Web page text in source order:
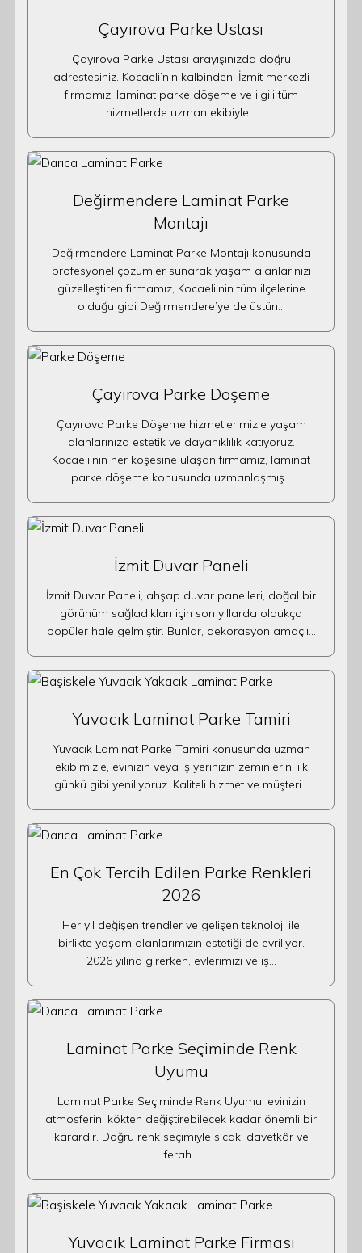
Çayırova Parke Ustası
Çayırova Parke Ustası arayışınızda doğru
adrestesiniz. Kocaeli’nin kalbinden, İzmit merkezli
firmamız, laminat parke döşeme ve ilgili tüm
hizmetlerde uzman ekibiyle…
Değirmendere Laminat Parke
Montajı
Değirmendere Laminat Parke Montajı konusunda
profesyonel çözümler sunarak yaşam alanlarınızı
güzelleştiren firmamız, Kocaeli’nin tüm ilçelerine
olduğu gibi Değirmendere’ye de üstün…
Çayırova Parke Döşeme
Çayırova Parke Döşeme hizmetlerimizle yaşam
alanlarınıza estetik ve dayanıklılık katıyoruz.
Kocaeli’nin her köşesine ulaşan firmamız, laminat
parke döşeme konusunda uzmanlaşmış…
İzmit Duvar Paneli
İzmit Duvar Paneli, ahşap duvar panelleri, doğal bir
görünüm sağladıkları için son yıllarda oldukça
popüler hale gelmiştir. Bunlar, dekorasyon amaçlı…
Yuvacık Laminat Parke Tamiri
Yuvacık Laminat Parke Tamiri konusunda uzman
ekibimizle, evinizin veya iş yerinizin zeminlerini ilk
günkü gibi yeniliyoruz. Kaliteli hizmet ve müşteri…
En Çok Tercih Edilen Parke Renkleri
2026
Her yıl değişen trendler ve gelişen teknoloji ile
birlikte yaşam alanlarımızın estetiği de evriliyor.
2026 yılına girerken, evlerimizi ve iş…
Laminat Parke Seçiminde Renk
Uyumu
Laminat Parke Seçiminde Renk Uyumu, evinizin
atmosferini kökten değiştirebilecek kadar önemli bir
karardır. Doğru renk seçimiyle sıcak, davetkâr ve
ferah…
Yuvacık Laminat Parke Firması